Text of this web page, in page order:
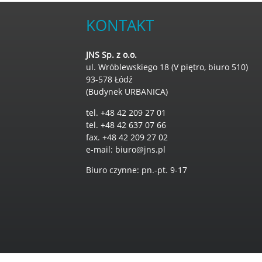
KONTAKT
JNS Sp. z o.o.
ul. Wróblewskiego 18 (V piętro, biuro 510)
93-578 Łódź
(Budynek URBANICA)
tel. +48 42 209 27 01
tel. +48 42 637 07 66
fax. +48 42 209 27 02
e-mail: biuro@jns.pl
Biuro czynne: pn.-pt. 9-17